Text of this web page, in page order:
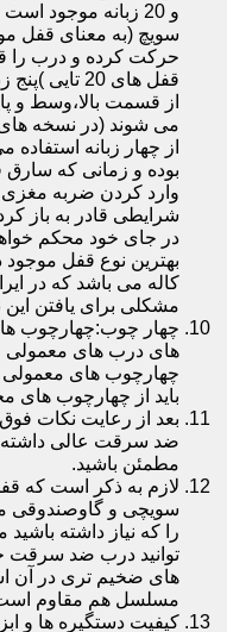
و 20 زبانه موجود
سویچ (به معنای قفل
حرکت کرده و درب را
قفل های 20
از قسمت بالا،وسط و
از چهار زبانه
بوده و زمانی که سارق
وارد کردن ضربه مغزی
شرایطی قادر به باز
در جای خود محکم
بهترین نوع قفل
کاله می باشد که در
مشکلی برای یافتن
چهار چوب:چهارچوب
های درب های معمولی
چهارچوب های معمولی
باید از چهارچوب
بعد از رعایت نکات
ضد سرقت عالی داشته
مطمئن باشید.
لازم به ذکر است که
سویچی و گاوصندوقی
را که نیاز داشته
توانید درب ضد سرقت
های ضخیم تری در آن
مسلسل هم مقاوم
کیفیت دستگیره ها و